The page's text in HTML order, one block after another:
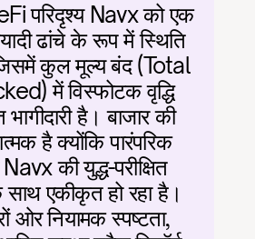
परिदृश्य Navx को एक
ढांचे के रूप में स्थिति
कुल मूल्य बंद (Total
में विस्फोटक वृद्धि
है। बाजार की
है क्योंकि पारंपरिक
Navx की युद्ध-परीक्षित
साथ एकीकृत हो रहा है।
ओर नियामक स्पष्टता,